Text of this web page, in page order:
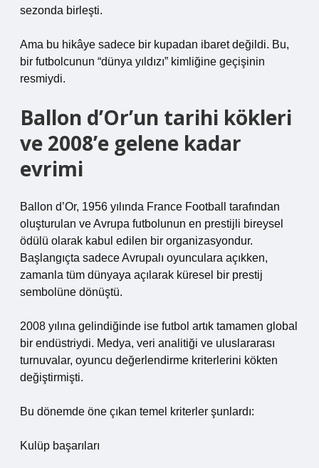
sezonda birleşti.
Ama bu hikâye sadece bir kupadan ibaret değildi. Bu,
bir futbolcunun “dünya yıldızı” kimliğine geçişinin
resmiydi.
Ballon d’Or’un tarihi kökleri
ve 2008’e gelene kadar
evrimi
Ballon d’Or, 1956 yılında France Football tarafından
oluşturulan ve Avrupa futbolunun en prestijli bireysel
ödülü olarak kabul edilen bir organizasyondur.
Başlangıçta sadece Avrupalı oyunculara açıkken,
zamanla tüm dünyaya açılarak küresel bir prestij
sembolüne dönüştü.
2008 yılına gelindiğinde ise futbol artık tamamen global
bir endüstriydi. Medya, veri analitiği ve uluslararası
turnuvalar, oyuncu değerlendirme kriterlerini kökten
değiştirmişti.
Bu dönemde öne çıkan temel kriterler şunlardı:
Kulüp başarıları